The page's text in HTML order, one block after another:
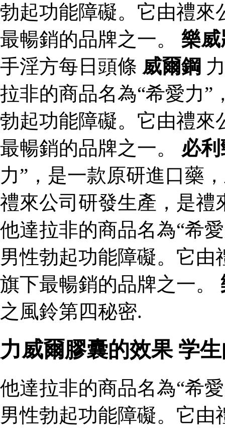
勃起功能障礙。它由禮來
最暢銷的品牌之一。 樂威
手淫方每日頭條 威爾鋼
拉非的商品名為“希愛力”
勃起功能障礙。它由禮來
最暢銷的品牌之一。 必
力”，是一款原研進口藥
禮來公司研發生產，是禮
他達拉非的商品名為“希
男性勃起功能障礙。它
旗下最暢銷的品牌之一。
之風鈴第四秘密.
力威爾膠囊的效果 学
他達拉非的商品名為“希
男性勃起功能障礙。它